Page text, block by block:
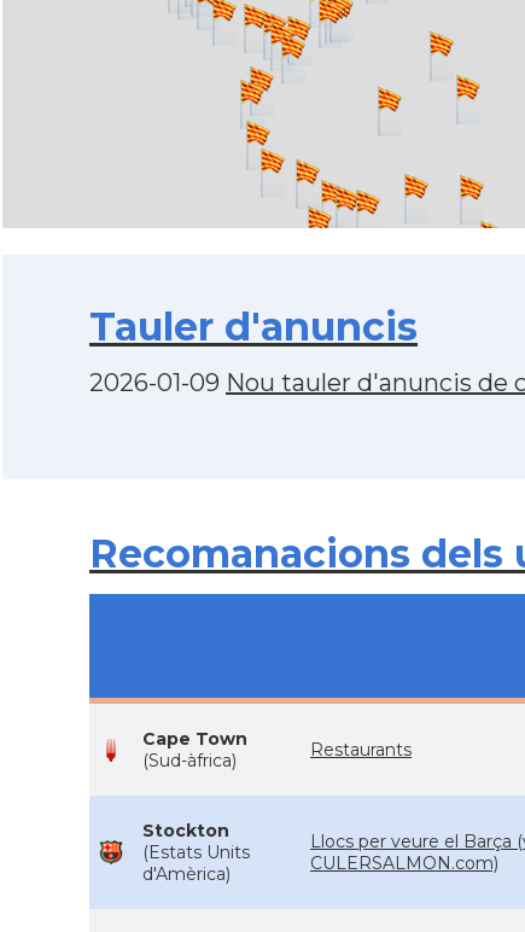
Tauler d'anuncis
2026-01-09 Nou tauler d'anuncis de
Recomanacions dels
Cape Town
(Sud-àfrica)
Restaurants
Stockton
(Estats Units
d'Amèrica)
Llocs per veure el Barça
CULERSALMON.com)